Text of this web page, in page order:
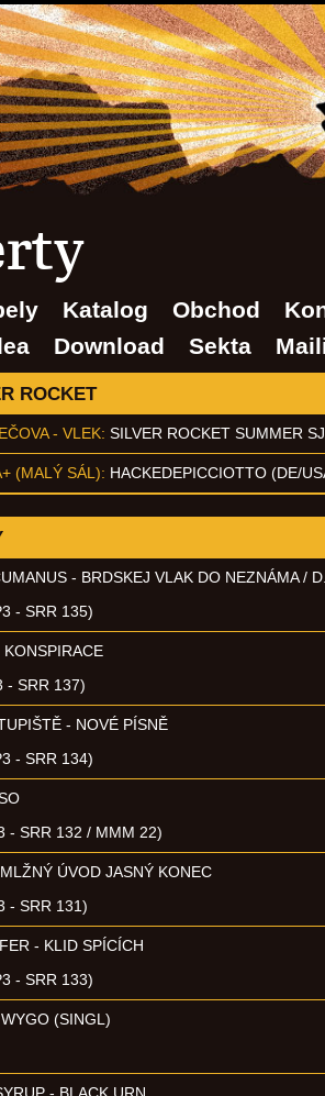
Katalog Obchod
Download Sekta
ROCKET
- VLEK: SILVER ROCKET SUMMER
(MALÝ SÁL): HACKEDEPICCIOTTO (DE/
- BRDSKEJ VLAK DO NEZNÁMA /
- SRR 135)
- SRR 137)
- NOVÉ PÍSNĚ
- SRR 134)
- SRR 132 / MMM 22)
ÚVOD JASNÝ KONEC
- SRR 131)
- KLID SPÍCÍCH
- SRR 133)
(SINGL)